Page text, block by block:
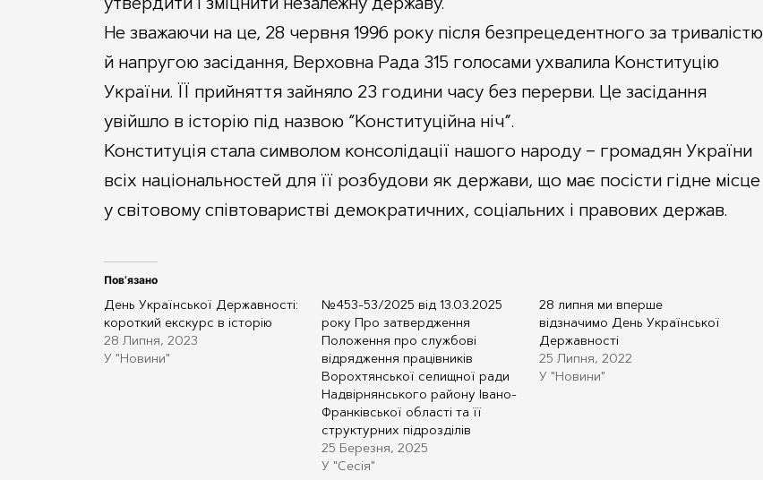
утвердити і зміцнити незалежну державу.
Не зважаючи на це, 28 червня 1996 року після безпрецедентного за тривалістю
й напругою засідання, Верховна Рада 315 голосами ухвалила Конституцію
України. ЇЇ прийняття зайняло 23 години часу без перерви. Це засідання
увійшло в історію під назвою “Конституційна ніч”.
Конституція стала символом консолідації нашого народу – громадян України
всіх національностей для її розбудови як держави, що має посісти гідне місце
у світовому співтоваристві демократичних, соціальних і правових держав.
Пов’язано
День Української Державності:
короткий екскурс в історію
28 Липня, 2023
У "Новини"
№453-53/2025 від 13.03.2025
року Про затвердження
Положення про службові
відрядження працівників
Ворохтянської селищної ради
Надвірнянського району Івано-
Франківської області та її
структурних підрозділів
25 Березня, 2025
У "Сесія"
28 липня ми вперше
відзначимо День Української
Державності
25 Липня, 2022
У "Новини"